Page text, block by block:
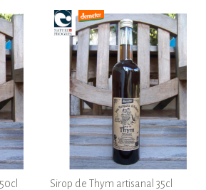
Sirop de Thym artisanal 35cl